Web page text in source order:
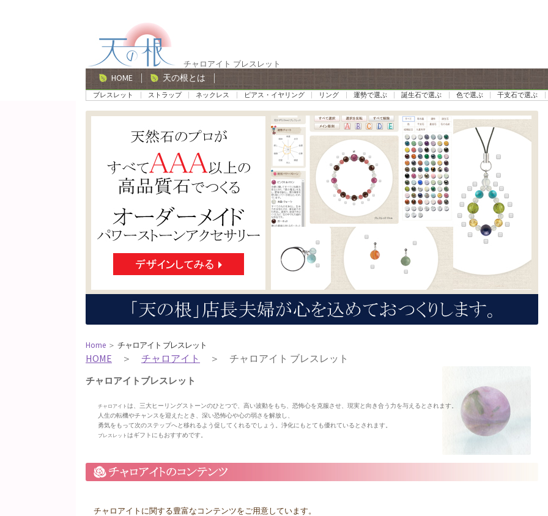
ー
シ
ョ
ン
ン
ツ
へ
ス
チャロアイト ブレスレット
HOME 天の根とは
ブレスレット ストラップ ネックレス ピアス・イヤリング リング 運勢で選ぶ 誕生石で選ぶ 色で選ぶ 干支石で選ぶ
Home ＞チャロアイト ブレスレット
HOME ＞ チャロアイト ＞ チャロアイト ブレスレット
チャロアイトブレスレット
チャロアイトは、三大ヒーリングストーンのひとつで、高い波動をもち、恐怖心を克服させ、現実と向き合う力を与えるとされます。
人生の転機やチャンスを迎えたとき、深い恐怖心や心の弱さを解放し、
勇気をもって次のステップへと移れるよう促してくれるでしょう。浄化にもとても優れているとされます。
ブレスレットはギフトにもおすすめです。
チャロアイトに関する豊富なコンテンツをご用意しています。